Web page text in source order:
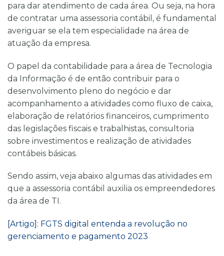
para dar atendimento de cada área. Ou seja, na hora
de contratar uma assessoria contábil, é fundamental
averiguar se ela tem especialidade na área de
atuação da empresa.
O papel da contabilidade para a área de Tecnologia
da Informação é de então contribuir para o
desenvolvimento pleno do negócio e dar
acompanhamento a atividades como fluxo de caixa,
elaboração de relatórios financeiros, cumprimento
das legislações fiscais e trabalhistas, consultoria
sobre investimentos e realização de atividades
contábeis básicas.
Sendo assim, veja abaixo algumas das atividades em
que a assessoria contábil auxilia os empreendedores
da área de TI.
[Artigo]: FGTS digital entenda a revolução no
gerenciamento e pagamento 2023